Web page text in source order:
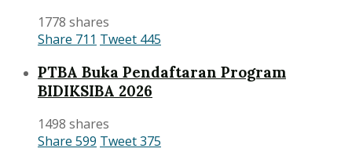
1778 shares
Share 711 Tweet 445
PTBA Buka Pendaftaran Program
BIDIKSIBA 2026
1498 shares
Share 599 Tweet375